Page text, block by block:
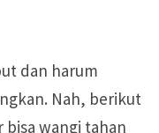
dan harum
Nah, berikut
bisa wangi tahan